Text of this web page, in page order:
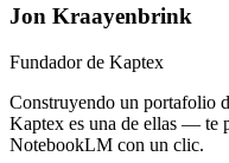
Jon Kraayenbrink
Fundador de Kaptex
Construyendo un portafolio
Kaptex es una de ellas — te
NotebookLM con un clic.